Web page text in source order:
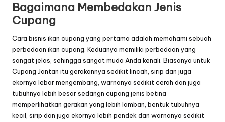
Bagaimana Membedakan Jenis
Cupang
Cara bisnis ikan cupang yang pertama adalah memahami sebuah
perbedaan ikan cupang. Keduanya memiliki perbedaan yang
sangat jelas, sehingga sangat muda Anda kenali. Biasanya untuk
Cupang Jantan itu gerakannya sedikit lincah, sirip dan juga
ekornya lebar mengembang, warnanya sedikit cerah dan juga
tubuhnya lebih besar sedangn cupang jenis betina
memperlihatkan gerakan yang lebih lamban, bentuk tubuhnya
kecil, sirip dan juga ekornya lebih pendek dan warnanya sedikit